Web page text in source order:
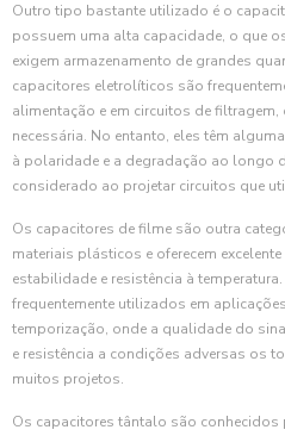
Outro tipo bastante utilizado é o
possuem uma alta capacidade, o que
exigem armazenamento de grandes
capacitores eletrolíticos são
alimentação e em circuitos de
necessária. No entanto, eles têm
à polaridade e a degradação ao longo
considerado ao projetar circuitos que
Os capacitores de filme são outra
materiais plásticos e oferecem
estabilidade e resistência à
frequentemente utilizados em
temporização, onde a qualidade do
e resistência a condições adversas os
muitos projetos.
Os capacitores tântalo são conhecidos